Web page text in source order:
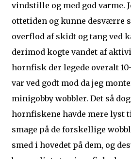
vindstille og med god varme.
ottetiden og kunne desværre
overflod af skidt og tang ved
derimod kogte vandet af
hornfisk der legede overalt
var ved godt mod da jeg
minigobby wobbler. Det så
hornfiskene havde mere lyst
smage på de forskellige
smed i hovedet på dem, og